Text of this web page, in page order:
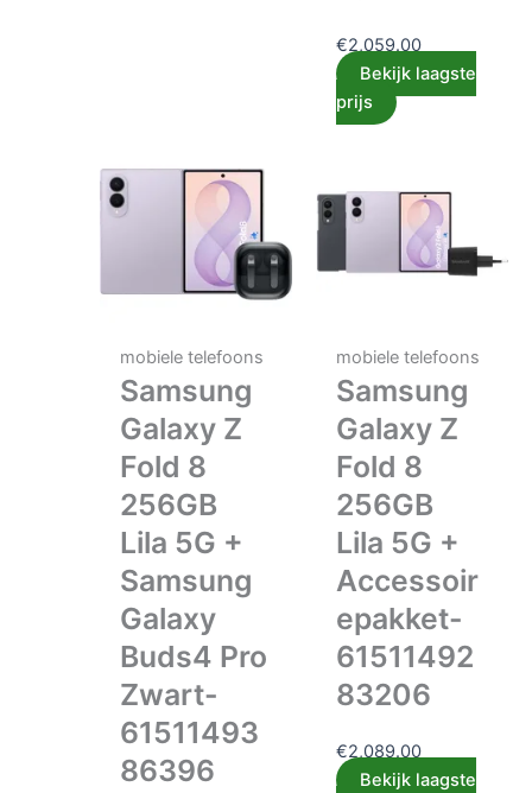
€2,059.00
Bekijk laagste
prijs
mobiele telefoons
Samsung
Galaxy Z
Fold 8
256GB
Lila 5G +
Samsung
Galaxy
Buds4 Pro
Zwart-
61511493
86396
mobiele telefoons
Samsung
Galaxy Z
Fold 8
256GB
Lila 5G +
Accessoir
epakket-
61511492
83206
€2,089.00
Bekijk laagste